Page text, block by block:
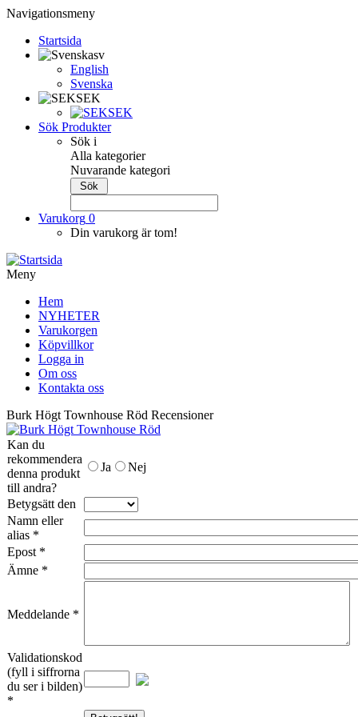
Navigationsmeny
Startsida
sv
English
Svenska
SEK
SEK
Sök Produkter
Sök i
Alla kategorier
Nuvarande kategori
Varukorg 0
Din varukorg är tom!
Meny
Hem
NYHETER
Varukorgen
Köpvillkor
Logga in
Om oss
Kontakta oss
Burk Högt Townhouse Röd Recensioner
Kan du
rekommendera
denna produkt
till andra?
Ja Nej
Betygsätt den
Namn eller
alias *
Epost *
Ämne *
Meddelande *
Validationskod
(fyll i siffrorna
du ser i bilden)
*